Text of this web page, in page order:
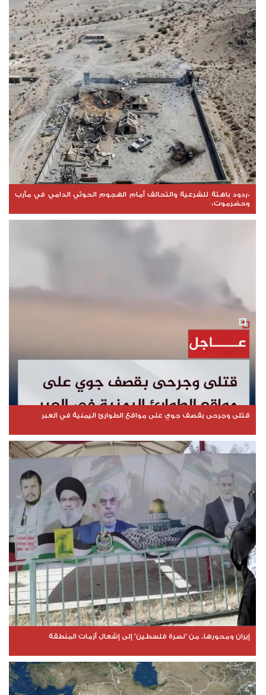
*ردود باهتة للشرعية والتحالف أمام الهجوم الحوثي الدامي في مأرب
وحضرموت*
قتلى وجرحى بقصف جوي على مواقع الطوارئ اليمنية في العبر
إيران ومحورها.. من "نصرة فلسطين" إلى إشعال أزمات المنطقة